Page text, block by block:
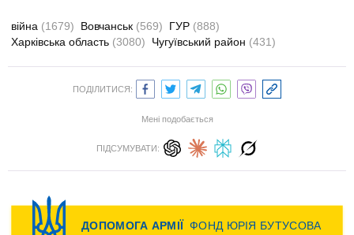
війна (1679) Вовчанськ (569) ГУР (888)
Харківська область (3080) Чугуївський район (431)
ПОДІЛИТИСЯ:
Мені подобається
ПІДСУМУВАТИ: